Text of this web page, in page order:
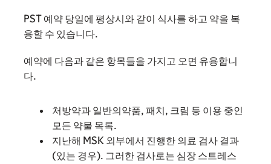
PST 예약 당일에 평상시와 같이 식사를 하고 약을 복
용할 수 있습니다.
예약에 다음과 같은 항목들을 가지고 오면 유용합니
다.
처방약과 일반의약품, 패치, 크림 등 이용 중인
모든 약물 목록.
지난해 MSK 외부에서 진행한 의료 검사 결과
(있는 경우). 그러한 검사로는 심장 스트레스